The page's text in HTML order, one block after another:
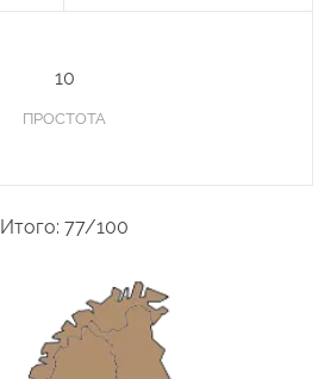
10
ПРОСТОТА
Итого: 77/100